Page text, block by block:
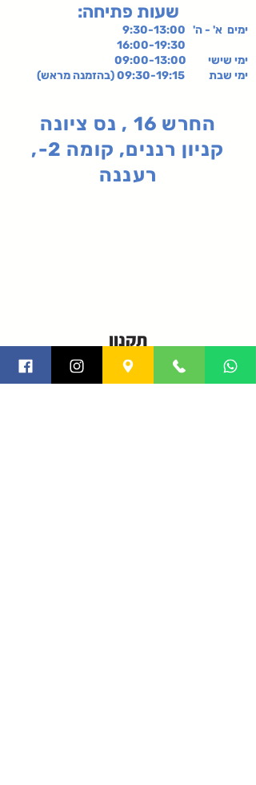
:שעות פתיחה
ימים א' - ה' 9:30-13:00
ימי שישי 09:00-13:00
ימי שבת 09:30-19:15 (בהזמנה מראש)
החרש 16 , נס ציונה
קניון רננים, קומה 2-,
רעננה
תקנון